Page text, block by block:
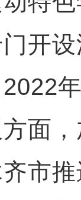
开
年
面
市